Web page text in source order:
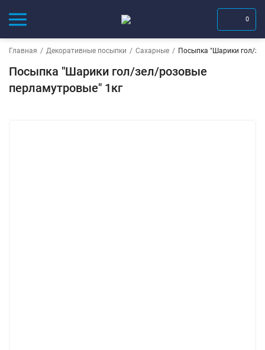
0
Главная / Декоративные посыпки / Сахарные / Посыпка "Шарики гол/
Посыпка "Шарики гол/зел/розовые
перламутровые" 1кг